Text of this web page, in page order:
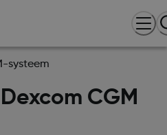
systeem
CGM